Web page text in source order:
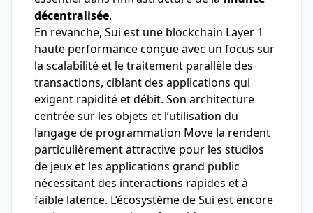
décentralisée.
En revanche, Sui est une blockchain Layer 1
haute performance conçue avec un focus sur
la scalabilité et le traitement parallèle des
transactions, ciblant des applications qui
exigent rapidité et débit. Son architecture
centrée sur les objets et l’utilisation du
langage de programmation Move la rendent
particulièrement attractive pour les studios
de jeux et les applications grand public
nécessitant des interactions rapides et à
faible latence. L’écosystème de Sui est encore